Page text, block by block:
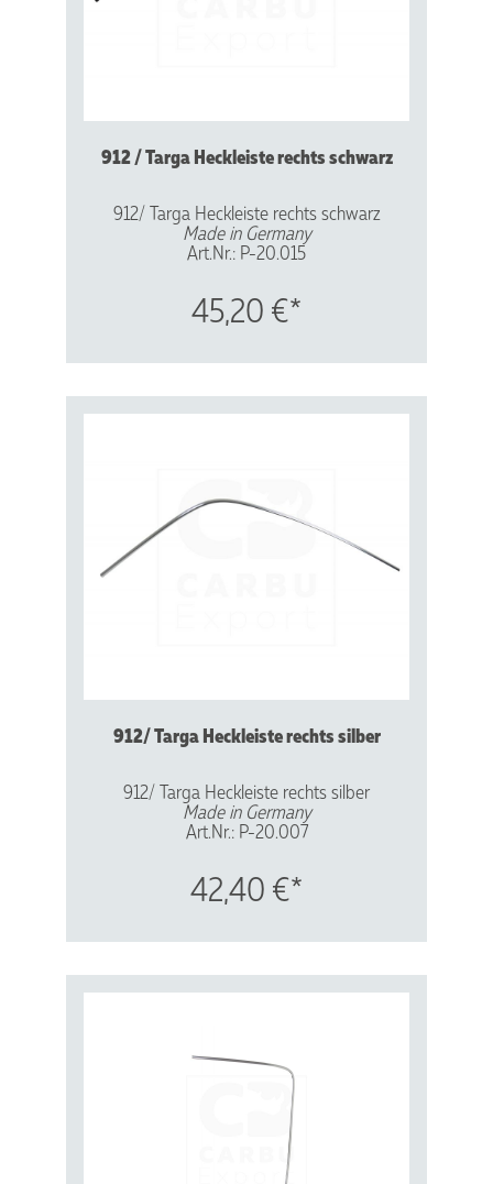
912 / Targa Heckleiste rechts schwarz
912/ Targa Heckleiste rechts schwarz
Made in Germany
Art.Nr.: P-20.015
45,20 €*
912/ Targa Heckleiste rechts silber
912/ Targa Heckleiste rechts silber
Made in Germany
Art.Nr.: P-20.007
42,40 €*